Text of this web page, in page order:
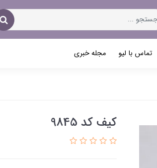
تماس با لیو مجله خبری
کیف کد 9845